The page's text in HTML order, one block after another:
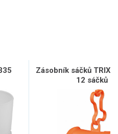
Zásobník sáčků
12 sáčků L